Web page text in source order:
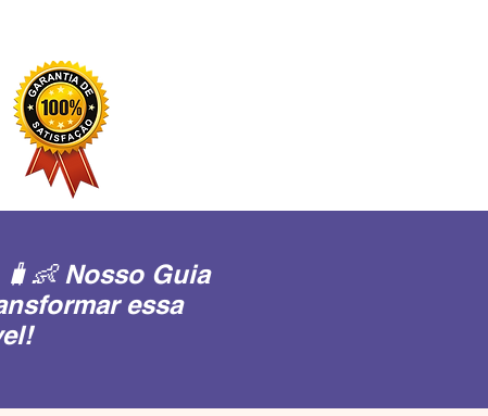
Nosso Guia
essa